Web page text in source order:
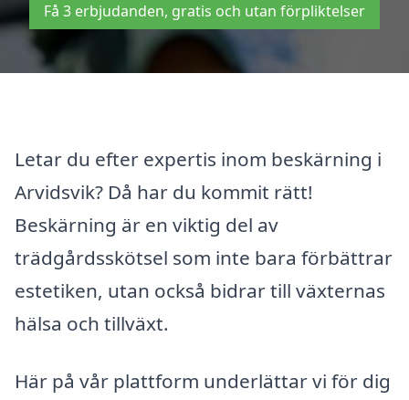
Få 3 erbjudanden, gratis och utan förpliktelser
Letar du efter expertis inom beskärning i
Arvidsvik? Då har du kommit rätt!
Beskärning är en viktig del av
trädgårdsskötsel som inte bara förbättrar
estetiken, utan också bidrar till växternas
hälsa och tillväxt.
Här på vår plattform underlättar vi för dig